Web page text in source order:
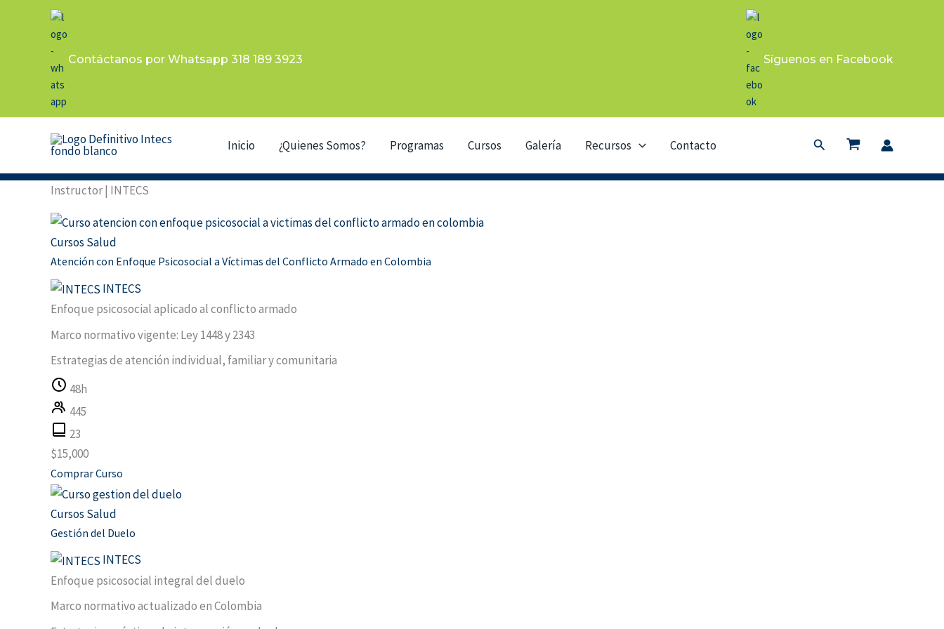
Contáctanos por Whatsapp 318 189 3923 Síguenos en Facebook
Inicio ¿Quienes Somos? Programas Cursos Galería Recursos Contacto Buscar
Instructor | INTECS
Cursos Salud
Atención con Enfoque Psicosocial a Víctimas del Conflicto Armado en Colombia
INTECS
Enfoque psicosocial aplicado al conflicto armado
Marco normativo vigente: Ley 1448 y 2343
Estrategias de atención individual, familiar y comunitaria
48h
445
23
$15,000
Comprar Curso
Cursos Salud
Gestión del Duelo
INTECS
Enfoque psicosocial integral del duelo
Marco normativo actualizado en Colombia